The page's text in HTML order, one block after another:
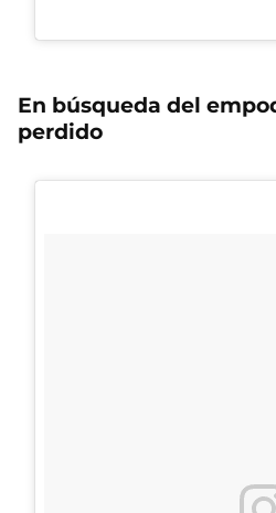
En búsqueda del
perdido